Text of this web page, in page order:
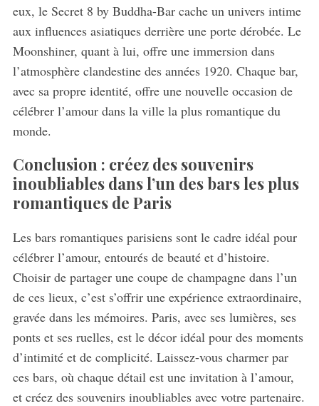
eux, le Secret 8 by Buddha-Bar cache un univers intime
aux influences asiatiques derrière une porte dérobée. Le
Moonshiner, quant à lui, offre une immersion dans
l’atmosphère clandestine des années 1920. Chaque bar,
avec sa propre identité, offre une nouvelle occasion de
célébrer l’amour dans la ville la plus romantique du
monde.
Conclusion : créez des souvenirs
inoubliables dans l’un des bars les plus
romantiques de Paris
Les bars romantiques parisiens sont le cadre idéal pour
célébrer l’amour, entourés de beauté et d’histoire.
Choisir de partager une coupe de champagne dans l’un
de ces lieux, c’est s’offrir une expérience extraordinaire,
gravée dans les mémoires. Paris, avec ses lumières, ses
ponts et ses ruelles, est le décor idéal pour des moments
d’intimité et de complicité. Laissez-vous charmer par
ces bars, où chaque détail est une invitation à l’amour,
et créez des souvenirs inoubliables avec votre partenaire.